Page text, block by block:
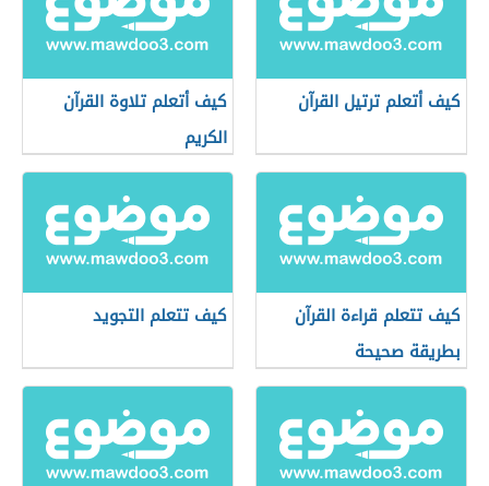
كيف أتعلم ترتيل القرآن
كيف أتعلم تلاوة القرآن
الكريم
كيف تتعلم قراءة القرآن
بطريقة صحيحة
كيف تتعلم التجويد